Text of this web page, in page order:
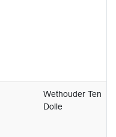
Wethouder Ten
Dolle